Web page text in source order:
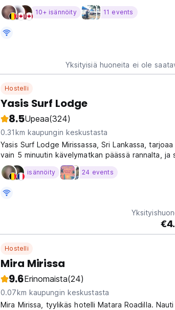
ystäville, jotka ovat valmiita hyviin aikoihin.
language) 10+ isännöity 11 events
Yksityisiä huoneita ei ole
Hostelli
Yasis Surf Lodge
8.5Upeaa(324)
0.31km kaupungin keskustasta
Yasis Surf Lodge Mirissassa, Sri Lankassa,
vain 5 minuutin kävelymatkan päässä rannalta, ja
asuntoloita, kattouima-altaan ja huippuluokan
isännöity 24 events
Hostelli
Mira Mirissa
9.6Erinomaista(24)
0.07km kaupungin keskustasta
Mira Mirissa, tyylikäs hotelli Matara Roadilla.